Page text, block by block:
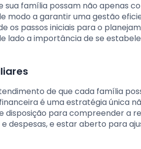
família possam não apenas
modo a garantir uma gestão
os passos iniciais para o
lado a importância de se
de que cada família
é uma estratégia única
disposição para compreender a
despesas, e estar aberto para